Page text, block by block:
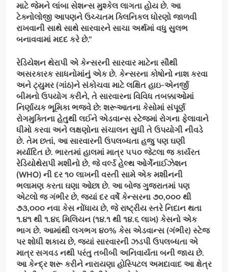
માટે જેમને લાંબા સેશન્સ મુશ્કેલ લાગતા હોય છે. આ
ટેક્નોલોજી આપણને ઉચ્ચતમ ક્લિનિકલ ધોરણો જાળવી
રાખવાની સાથે સાથે સારવારને સાચા અર્થમાં વધુ સુલભ
બનાવવામાં મદદ કરે છે.”
રેડિયેશન થેરાપી એ કેન્સરની સારવાર માટેના સૌથી
અસરકારક સાધનોમાંનું એક છે. કેન્સરના કોષોનો નાશ કરવા
અને ટ્યુમર (ગાંઠ)ને સંકોચવા માટે લક્ષિત હાઇ-એનર્જી
બીમનો ઉપયોગ કરીને, તે સારવારના વિવિધ તબક્કાઓમાં
નિર્ણાયક ભૂમિકા ભજવે છે: શરૂઆતના કેસોમાં સંપૂર્ણ
રોગમુક્તિના હેતુથી લઈને એડવાન્સ સ્ટેજમાં રોગના ફેલાવાને
ધીમો કરવા અને લક્ષણોના સંચાલન સુધી તે ઉપયોગી નીવડે
છે. તેમ છતાં, આ સારવારની ઉપલબ્ધતા હજુ પણ ઘણી
મર્યાદિત છે. ભારતમાં હાલમાં માત્ર ૫૫૦ જેટલા જ કાર્યરત
રેડિયોથેરાપી મશીનો છે, જે વર્લ્ડ હેલ્થ ઓર્ગેનાઈઝેશન
(WHO) ની દર ૧૦ લાખની વસ્તી સામે એક મશીનની
ભલામણ કરતા ઘણા ઓછા છે. આ બોજ ગુજરાતમાં પણ
એટલો જ ગંભીર છે, જ્યાં દર વર્ષે કેન્સરના ૭૦,૦૦૦ થી
૭૩,૦૦૦ નવા કેસ નોંધાય છે, જે રાષ્ટ્રીય સ્તરે નિદાન થતા
૧.૪૧ થી ૧.૪૬ મિલિયન (૧૪.૧ થી ૧૪.૬ લાખ) કેસનો એક
ભાગ છે. આમાંથી લગભગ ૪૦% કેસ એડવાન્સ (ગંભીર) સ્ટેજ
પર શોધી શકાય છે, જ્યાં સારવારની ઝડપી ઉપલબ્ધતા એ
માત્ર સગવડ નથી પરંતુ તબીબી અનિવાર્યતા બની જાય છે.
આ કેન્દ્ર શરૂ કરીને નારાયણા હોસ્પિટલ અમદાવાદ આ ક્ષેત્ર